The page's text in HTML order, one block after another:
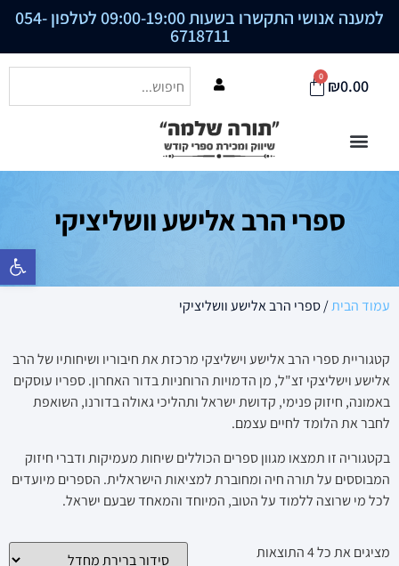
פתח סרגל
למענה אנושי התקשרו בשעות 09:00-19:00 לטלפון 054-
6718711
₪0.00
0
ספרי הרב אלישע וושליציקי
עמוד הבית/ ספרי הרב אלישע וושליציקי
קטגוריית ספרי הרב אלישע וישליצקי מרכזת את חיבוריו ושיחותיו של הרב
אלישע וישליצקי זצ"ל, מן הדמויות הרוחניות בדור האחרון. ספריו עוסקים
באמונה, חיזוק פנימי, קדושת ישראל ותהליכי גאולה בדורנו, השואפת
לחבר את הלומד לחיים עצמם.
בקטגוריה זו תמצאו מגוון ספרים הכוללים שיחות מעמיקות ודברי חיזוק
המבוססים על תורה חיה ומחוברת למציאות הישראלית. הספרים מיועדים
לכל מי שרוצה ללמוד על הטוב, המיוחד והמאחד שבעם ישראל.
מציגים את כל ⁦4⁩ התוצאות